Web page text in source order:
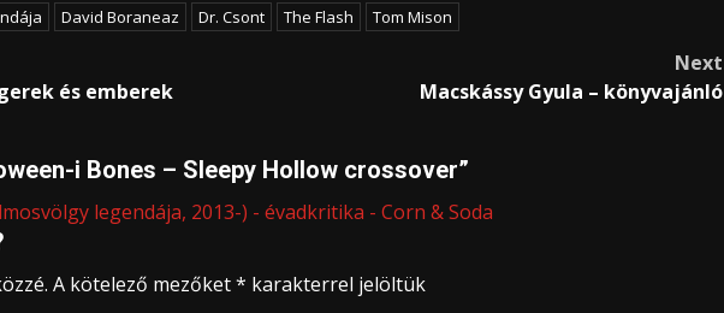
David Boraneaz Dr. Csont The Flash Tom Mison
és emberek
Next
Macskássy Gyula – könyvajánló
i Bones – Sleepy Hollow crossover”
legendája, 2013-) - évadkritika - Corn & Soda
A kötelező mezőket* karakterrel jelöltük